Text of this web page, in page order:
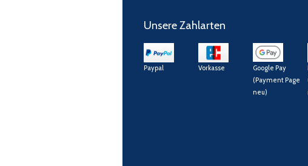
Unsere Zahlarten
Paypal Vorkasse
Google Pay
(Payment Page
neu)